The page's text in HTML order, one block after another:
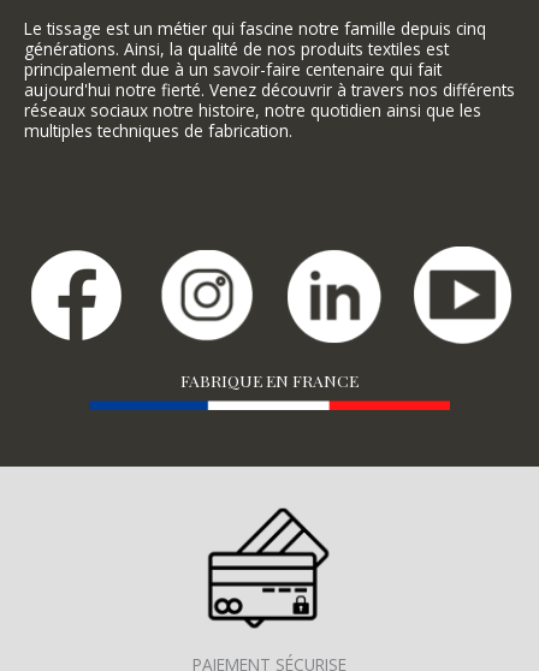
Le tissage est un métier qui fascine notre famille depuis cinq
générations. Ainsi, la qualité de nos produits textiles est
principalement due à un savoir-faire centenaire qui fait
aujourd'hui notre fierté. Venez découvrir à travers nos différents
réseaux sociaux notre histoire, notre quotidien ainsi que les
multiples techniques de fabrication.
FABRIQUE EN FRANCE
PAIEMENT SÉCURISE